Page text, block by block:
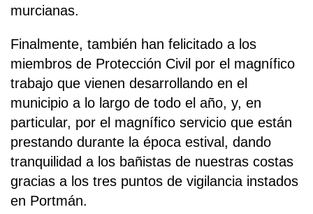
murcianas.
Finalmente, también han felicitado a los
miembros de Protección Civil por el magnífico
trabajo que vienen desarrollando en el
municipio a lo largo de todo el año, y, en
particular, por el magnífico servicio que están
prestando durante la época estival, dando
tranquilidad a los bañistas de nuestras costas
gracias a los tres puntos de vigilancia instados
en Portmán.